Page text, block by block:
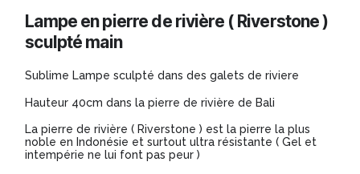
40cm
Lampe en pierre de rivière ( Riverstone )
sculpté main
Sublime Lampe sculpté dans des galets de riviere
Hauteur 40cm dans la pierre de rivière de Bali
La pierre de rivière ( Riverstone ) est la pierre la plus
noble en Indonésie et surtout ultra résistante ( Gel et
intempérie ne lui font pas peur )